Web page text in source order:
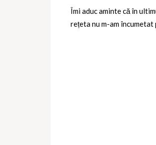
Îmi aduc aminte că în
rețeta nu m-am